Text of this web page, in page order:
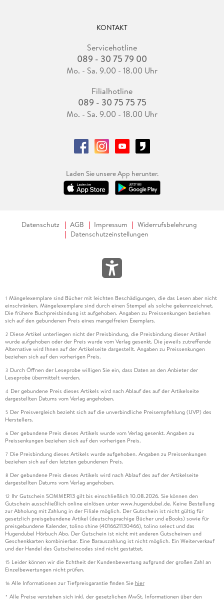
KONTAKT
Servicehotline
089 - 30 75 79 00
Mo. - Sa. 9.00 - 18.00 Uhr
Filialhotline
089 - 30 75 75 75
Mo. - Sa. 9.00 - 18.00 Uhr
Laden Sie unsere App herunter.
Datenschutz AGB Impressum
Widerrufsbelehrung
Datenschutzeinstellungen
1 Mängelexemplare sind Bücher mit leichten Beschädigungen, die das Lesen aber nicht
einschränken. Mängelexemplare sind durch einen Stempel als solche gekennzeichnet.
Die frühere Buchpreisbindung ist aufgehoben. Angaben zu Preissenkungen beziehen
sich auf den gebundenen Preis eines mangelfreien Exemplars.
2 Diese Artikel unterliegen nicht der Preisbindung, die Preisbindung dieser Artikel
wurde aufgehoben oder der Preis wurde vom Verlag gesenkt. Die jeweils zutreffende
Alternative wird Ihnen auf der Artikelseite dargestellt. Angaben zu Preissenkungen
beziehen sich auf den vorherigen Preis.
3 Durch Öffnen der Leseprobe willigen Sie ein, dass Daten an den Anbieter der
Leseprobe übermittelt werden.
4 Der gebundene Preis dieses Artikels wird nach Ablauf des auf der Artikelseite
dargestellten Datums vom Verlag angehoben.
5 Der Preisvergleich bezieht sich auf die unverbindliche Preisempfehlung (UVP) des
Herstellers.
6 Der gebundene Preis dieses Artikels wurde vom Verlag gesenkt. Angaben zu
Preissenkungen beziehen sich auf den vorherigen Preis.
7 Die Preisbindung dieses Artikels wurde aufgehoben. Angaben zu Preissenkungen
beziehen sich auf den letzten gebundenen Preis.
8 Der gebundene Preis dieses Artikels wird nach Ablauf des auf der Artikelseite
dargestellten Datums vom Verlag angehoben.
12 Ihr Gutschein SOMMER13 gilt bis einschließlich 10.08.2026. Sie können den
Gutschein ausschließlich online einlösen unter www.hugendubel.de. Keine Bestellung
zur Abholung mit Zahlung in der Filiale möglich. Der Gutschein ist nicht gültig für
gesetzlich preisgebundene Artikel (deutschsprachige Bücher und eBooks) sowie für
preisgebundene Kalender, tolino shine (4016621130466), tolino select und das
Hugendubel Hörbuch Abo. Der Gutschein ist nicht mit anderen Gutscheinen und
Geschenkkarten kombinierbar. Eine Barauszahlung ist nicht möglich. Ein Weiterverkauf
und der Handel des Gutscheincodes sind nicht gestattet.
15 Leider können wir die Echtheit der Kundenbewertung aufgrund der großen Zahl an
Einzelbewertungen nicht prüfen.
16 Alle Informationen zur Tiefpreisgarantie finden Sie hier
* Alle Preise verstehen sich inkl. der gesetzlichen MwSt. Informationen über den